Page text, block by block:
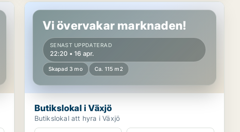
Butikslokal i Växjö
Vi övervakar marknaden!
SENAST UPPDATERAD
22:20 • 16 apr.
Skapad 3 mo Ca. 115 m2
Butikslokal i Växjö
Butikslokal att hyra i Växjö